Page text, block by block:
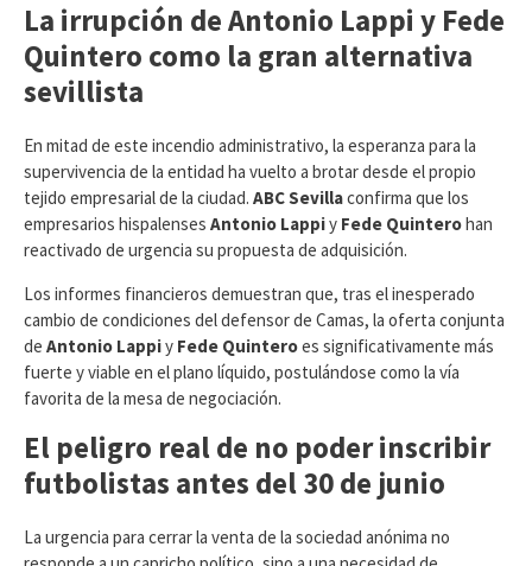
La irrupción de Antonio Lappi y Fede
Quintero como la gran alternativa
sevillista
​En mitad de este incendio administrativo, la esperanza para la
supervivencia de la entidad ha vuelto a brotar desde el propio
tejido empresarial de la ciudad. ABC Sevillaconfirma que los
empresarios hispalenses Antonio Lappiy Fede Quinterohan
reactivado de urgencia su propuesta de adquisición.
Los informes financieros demuestran que, tras el inesperado
cambio de condiciones del defensor de Camas, la oferta conjunta
de Antonio Lappiy Fede Quinteroes significativamente más
fuerte y viable en el plano líquido, postulándose como la vía
favorita de la mesa de negociación.
El peligro real de no poder inscribir
futbolistas antes del 30 de junio
​La urgencia para cerrar la venta de la sociedad anónima no